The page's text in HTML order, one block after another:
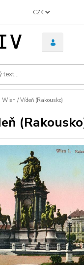
CZK
Wien / Vídeň (Rakousko)